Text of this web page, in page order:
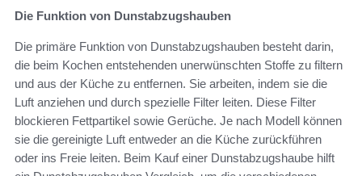
Die Funktion von Dunstabzugshauben
Die primäre Funktion von Dunstabzugshauben besteht darin,
die beim Kochen entstehenden unerwünschten Stoffe zu filtern
und aus der Küche zu entfernen. Sie arbeiten, indem sie die
Luft anziehen und durch spezielle Filter leiten. Diese Filter
blockieren Fettpartikel sowie Gerüche. Je nach Modell können
sie die gereinigte Luft entweder an die Küche zurückführen
oder ins Freie leiten. Beim Kauf einer Dunstabzugshaube hilft